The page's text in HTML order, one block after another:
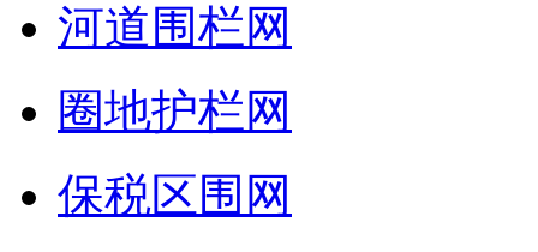
河道围栏网
圈地护栏网
保税区围网